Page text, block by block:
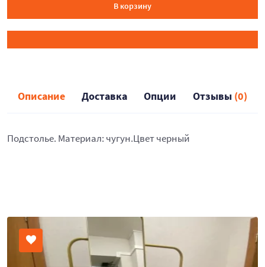
В корзину
Описание Доставка Опции Отзывы (0)
Подстолье. Материал: чугун.Цвет черный